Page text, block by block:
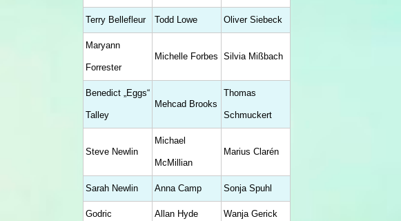
Terry Bellefleur Todd Lowe Oliver Siebeck
Maryann
Forrester
Michelle Forbes Silvia Mißbach
Benedict „Eggs“
Talley
Mehcad Brooks
Thomas
Schmuckert
Steve Newlin
Michael
McMillian
Marius Clarén
Sarah Newlin Anna Camp Sonja Spuhl
Godric Allan Hyde Wanja Gerick